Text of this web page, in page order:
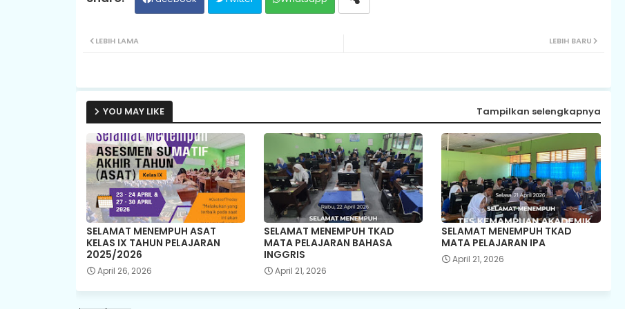
LEBIH BARU
LEBIH LAMA
YOU MAY LIKE Tampilkan selengkapnya
SELAMAT MENEMPUH ASAT
KELAS IX TAHUN PELAJARAN
2025/2026
April 26, 2026
SELAMAT MENEMPUH TKAD
MATA PELAJARAN BAHASA
INGGRIS
April 21, 2026
SELAMAT MENEMPUH TKAD
MATA PELAJARAN IPA
April 21, 2026